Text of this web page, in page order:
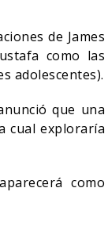
de James
como las
adolescentes).
que una
cual exploraría
como
NUEVO